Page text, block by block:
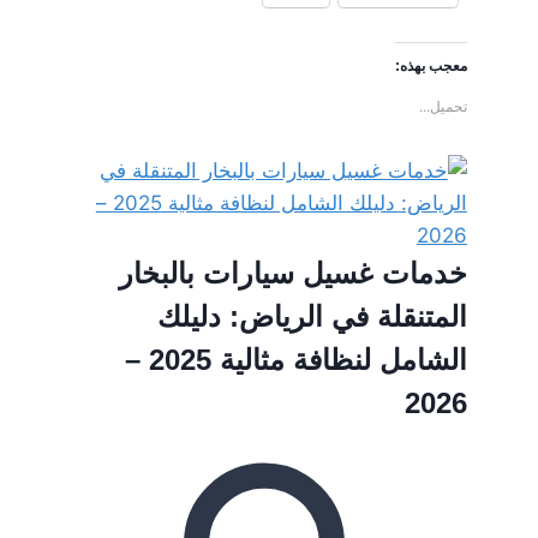
معجب بهذه:
تحميل...
خدمات غسيل سيارات بالبخار
المتنقلة في الرياض: دليلك
الشامل لنظافة مثالية 2025 –
2026